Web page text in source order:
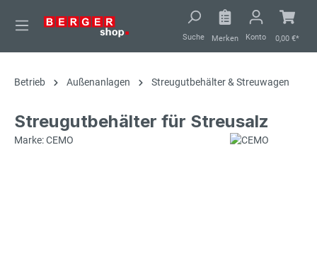
springen
Suche Merken Konto 0,00 €*
Betrieb Außenanlagen Streugutbehälter & Streuwagen
Streugutbehälter für Streusalz
Marke: CEMO